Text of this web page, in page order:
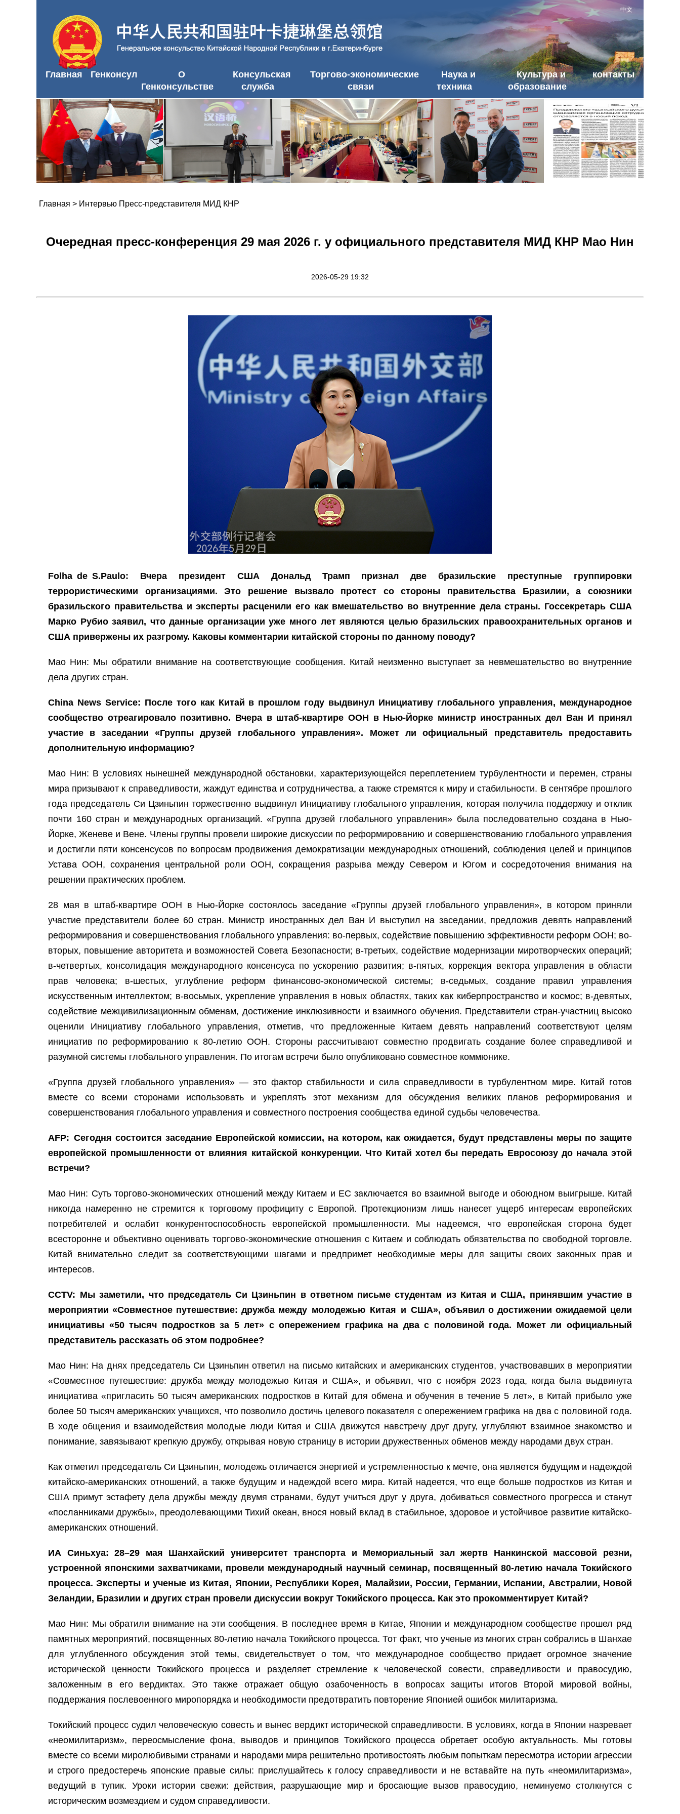
中文
Главная Генконсул
О
Генконсульстве
Консульская
служба
Торгово-экономические
связи
Наука и
техника
Культура и
образование
контакты
Главная > Интервью Пресс-представителя МИД КНР
Очередная пресс-конференция 29 мая 2026 г. у официального представителя МИД КНР Мао Нин
2026-05-29 19:32
Folha de S.Paulo: Вчера президент США Дональд Трамп признал две бразильские преступные группировки
террористическими организациями. Это решение вызвало протест со стороны правительства Бразилии, а союзники
бразильского правительства и эксперты расценили его как вмешательство во внутренние дела страны. Госсекретарь США
Марко Рубио заявил, что данные организации уже много лет являются целью бразильских правоохранительных органов и
США привержены их разгрому. Каковы комментарии китайской стороны по данному поводу?
Мао Нин: Мы обратили внимание на соответствующие сообщения. Китай неизменно выступает за невмешательство во внутренние
дела других стран.
China News Service: После того как Китай в прошлом году выдвинул Инициативу глобального управления, международное
сообщество отреагировало позитивно. Вчера в штаб-квартире ООН в Нью-Йорке министр иностранных дел Ван И принял
участие в заседании «Группы друзей глобального управления». Может ли официальный представитель предоставить
дополнительную информацию?
Мао Нин: В условиях нынешней международной обстановки, характеризующейся переплетением турбулентности и перемен, страны
мира призывают к справедливости, жаждут единства и сотрудничества, а также стремятся к миру и стабильности. В сентябре прошлого
года председатель Си Цзиньпин торжественно выдвинул Инициативу глобального управления, которая получила поддержку и отклик
почти 160 стран и международных организаций. «Группа друзей глобального управления» была последовательно создана в Нью-
Йорке, Женеве и Вене. Члены группы провели широкие дискуссии по реформированию и совершенствованию глобального управления
и достигли пяти консенсусов по вопросам продвижения демократизации международных отношений, соблюдения целей и принципов
Устава ООН, сохранения центральной роли ООН, сокращения разрыва между Севером и Югом и сосредоточения внимания на
решении практических проблем.
28 мая в штаб-квартире ООН в Нью-Йорке состоялось заседание «Группы друзей глобального управления», в котором приняли
участие представители более 60 стран. Министр иностранных дел Ван И выступил на заседании, предложив девять направлений
реформирования и совершенствования глобального управления: во-первых, содействие повышению эффективности реформ ООН; во-
вторых, повышение авторитета и возможностей Совета Безопасности; в-третьих, содействие модернизации миротворческих операций;
в-четвертых, консолидация международного консенсуса по ускорению развития; в-пятых, коррекция вектора управления в области
прав человека; в-шестых, углубление реформ финансово-экономической системы; в-седьмых, создание правил управления
искусственным интеллектом; в-восьмых, укрепление управления в новых областях, таких как киберпространство и космос; в-девятых,
содействие межцивилизационным обменам, достижение инклюзивности и взаимного обучения. Представители стран-участниц высоко
оценили Инициативу глобального управления, отметив, что предложенные Китаем девять направлений соответствуют целям
инициатив по реформированию к 80-летию ООН. Стороны рассчитывают совместно продвигать создание более справедливой и
разумной системы глобального управления. По итогам встречи было опубликовано совместное коммюнике.
«Группа друзей глобального управления» — это фактор стабильности и сила справедливости в турбулентном мире. Китай готов
вместе со всеми сторонами использовать и укреплять этот механизм для обсуждения великих планов реформирования и
совершенствования глобального управления и совместного построения сообщества единой судьбы человечества.
AFP: Сегодня состоится заседание Европейской комиссии, на котором, как ожидается, будут представлены меры по защите
европейской промышленности от влияния китайской конкуренции. Что Китай хотел бы передать Евросоюзу до начала этой
встречи?
Мао Нин: Суть торгово-экономических отношений между Китаем и ЕС заключается во взаимной выгоде и обоюдном выигрыше. Китай
никогда намеренно не стремится к торговому профициту с Европой. Протекционизм лишь нанесет ущерб интересам европейских
потребителей и ослабит конкурентоспособность европейской промышленности. Мы надеемся, что европейская сторона будет
всесторонне и объективно оценивать торгово-экономические отношения с Китаем и соблюдать обязательства по свободной торговле.
Китай внимательно следит за соответствующими шагами и предпримет необходимые меры для защиты своих законных прав и
интересов.
CCTV: Мы заметили, что председатель Си Цзиньпин в ответном письме студентам из Китая и США, принявшим участие в
мероприятии «Совместное путешествие: дружба между молодежью Китая и США», объявил о достижении ожидаемой цели
инициативы «50 тысяч подростков за 5 лет» с опережением графика на два с половиной года. Может ли официальный
представитель рассказать об этом подробнее?
Мао Нин: На днях председатель Си Цзиньпин ответил на письмо китайских и американских студентов, участвовавших в мероприятии
«Совместное путешествие: дружба между молодежью Китая и США», и объявил, что с ноября 2023 года, когда была выдвинута
инициатива «пригласить 50 тысяч американских подростков в Китай для обмена и обучения в течение 5 лет», в Китай прибыло уже
более 50 тысяч американских учащихся, что позволило достичь целевого показателя с опережением графика на два с половиной года.
В ходе общения и взаимодействия молодые люди Китая и США движутся навстречу друг другу, углубляют взаимное знакомство и
понимание, завязывают крепкую дружбу, открывая новую страницу в истории дружественных обменов между народами двух стран.
Как отметил председатель Си Цзиньпин, молодежь отличается энергией и устремленностью к мечте, она является будущим и надеждой
китайско-американских отношений, а также будущим и надеждой всего мира. Китай надеется, что еще больше подростков из Китая и
США примут эстафету дела дружбы между двумя странами, будут учиться друг у друга, добиваться совместного прогресса и станут
«посланниками дружбы», преодолевающими Тихий океан, внося новый вклад в стабильное, здоровое и устойчивое развитие китайско-
американских отношений.
ИА Синьхуа: 28–29 мая Шанхайский университет транспорта и Мемориальный зал жертв Нанкинской массовой резни,
устроенной японскими захватчиками, провели международный научный семинар, посвященный 80-летию начала Токийского
процесса. Эксперты и ученые из Китая, Японии, Республики Корея, Малайзии, России, Германии, Испании, Австралии, Новой
Зеландии, Бразилии и других стран провели дискуссии вокруг Токийского процесса. Как это прокомментирует Китай?
Мао Нин: Мы обратили внимание на эти сообщения. В последнее время в Китае, Японии и международном сообществе прошел ряд
памятных мероприятий, посвященных 80-летию начала Токийского процесса. Тот факт, что ученые из многих стран собрались в Шанхае
для углубленного обсуждения этой темы, свидетельствует о том, что международное сообщество придает огромное значение
исторической ценности Токийского процесса и разделяет стремление к человеческой совести, справедливости и правосудию,
заложенным в его вердиктах. Это также отражает общую озабоченность в вопросах защиты итогов Второй мировой войны,
поддержания послевоенного миропорядка и необходимости предотвратить повторение Японией ошибок милитаризма.
Токийский процесс судил человеческую совесть и вынес вердикт исторической справедливости. В условиях, когда в Японии назревает
«неомилитаризм», переосмысление фона, выводов и принципов Токийского процесса обретает особую актуальность. Мы готовы
вместе со всеми миролюбивыми странами и народами мира решительно противостоять любым попыткам пересмотра истории агрессии
и строго предостеречь японские правые силы: прислушайтесь к голосу справедливости и не вставайте на путь «неомилитаризма»,
ведущий в тупик. Уроки истории свежи: действия, разрушающие мир и бросающие вызов правосудию, неминуемо столкнутся с
историческим возмездием и судом справедливости.